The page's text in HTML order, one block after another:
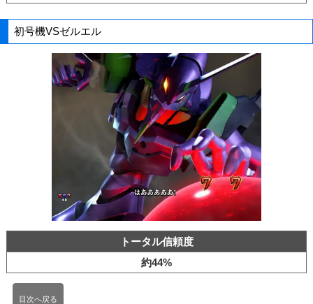
初号機VSゼルエル
トータル信頼度
約44%
目次へ戻る